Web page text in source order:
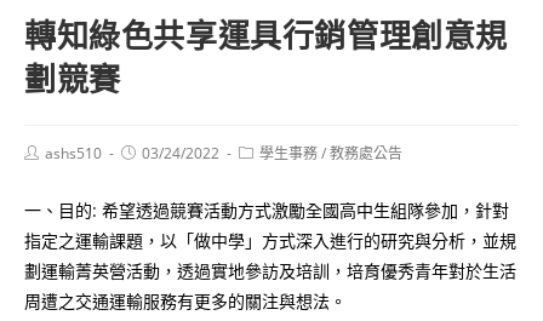
轉知綠色共享運具行銷管理創意規
劃競賽
Postashs510
Post03/24/2022
Post學生事務/教務處公告
一、目的: 希望透過競賽活動方式激勵全國高中生組隊參加，針對
指定之運輸課題，以「做中學」方式深入進行的研究與分析，並規
劃運輸菁英營活動，透過實地參訪及培訓，培育優秀青年對於生活
周遭之交通運輸服務有更多的關注與想法。